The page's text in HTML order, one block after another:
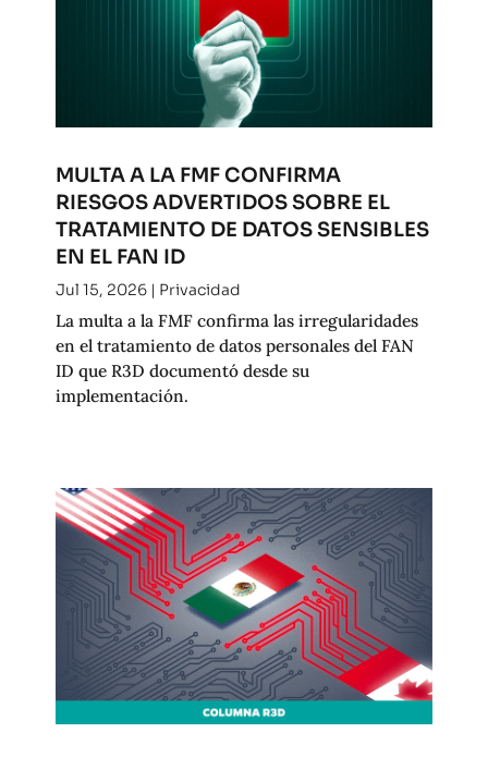
MULTA A LA FMF CONFIRMA
RIESGOS ADVERTIDOS SOBRE EL
TRATAMIENTO DE DATOS SENSIBLES
EN EL FAN ID
Jul 15, 2026| Privacidad
La multa a la FMF confirma las irregularidades
en el tratamiento de datos personales del FAN
ID que R3D documentó desde su
implementación.